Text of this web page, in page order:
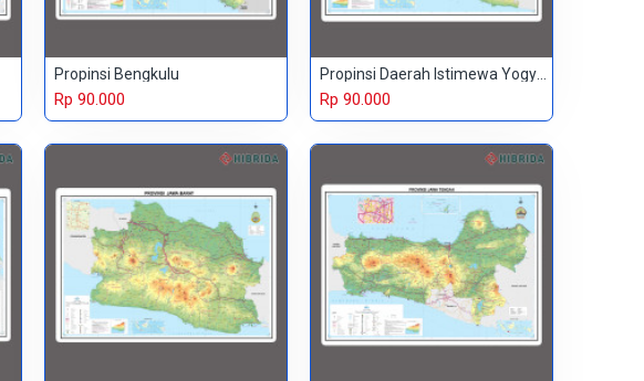
Propinsi Bengkulu
Rp 90.000
Propinsi Daerah Istimewa Yogyakarta
Rp 90.000